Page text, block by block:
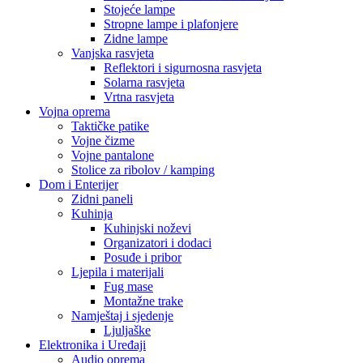
Stojeće lampe
Stropne lampe i plafonjere
Zidne lampe
Vanjska rasvjeta
Reflektori i sigurnosna rasvjeta
Solarna rasvjeta
Vrtna rasvjeta
Vojna oprema
Taktičke patike
Vojne čizme
Vojne pantalone
Stolice za ribolov / kamping
Dom i Enterijer
Zidni paneli
Kuhinja
Kuhinjski noževi
Organizatori i dodaci
Posuđe i pribor
Ljepila i materijali
Fug mase
Montažne trake
Namještaj i sjedenje
Ljuljaške
Elektronika i Uređaji
Audio oprema